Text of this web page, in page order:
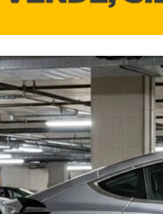
Precisa.
Periodismo